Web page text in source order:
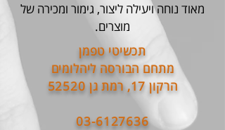
מאוד נוחה ויעילה ליצור, גימור ומכירה של
מוצרים.
תכשיטי טפמן
מתחם הבורסה ליהלומים
הרקון 17, רמת גן 52520
03-6127636